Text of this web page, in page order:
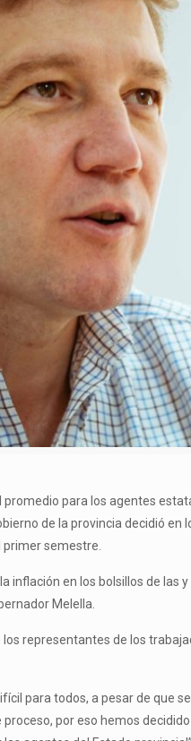
para los agentes
de la provincia decidió
semestre.
inflación en los bolsillos de
Melella.
representantes de los
para todos, a pesar de
por eso hemos